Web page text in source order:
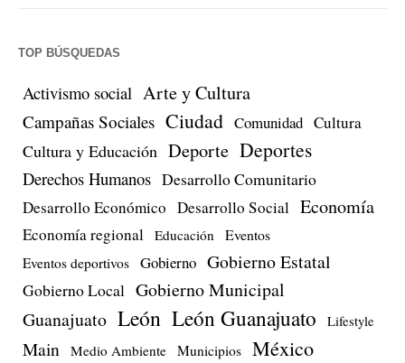
TOP BÚSQUEDAS
Activismo social Arte y Cultura
Campañas Sociales Ciudad Comunidad Cultura
Cultura y Educación Deporte Deportes
Derechos Humanos Desarrollo Comunitario
Desarrollo Económico Desarrollo Social Economía
Economía regional Educación Eventos
Eventos deportivos Gobierno Gobierno Estatal
Gobierno Local Gobierno Municipal
Guanajuato León León Guanajuato Lifestyle
Main Medio Ambiente Municipios México